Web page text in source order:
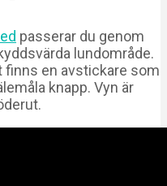
passerar du genom
lundområde.
finns en avstickare som
knapp. Vyn är